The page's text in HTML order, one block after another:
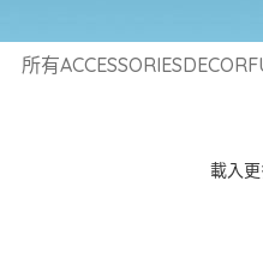
所有ACCESSORIESDECOR
NETUS EU LIGHTING
VENENATIS NAM
載入